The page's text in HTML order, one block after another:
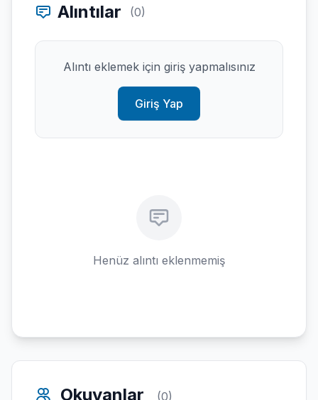
Alıntılar (0)
Alıntı eklemek için giriş yapmalısınız
Giriş Yap
Henüz alıntı eklenmemiş
Okuyanlar (0)